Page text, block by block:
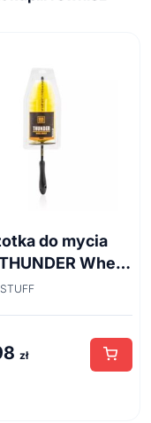
do mycia
Wheel
45cm
zł